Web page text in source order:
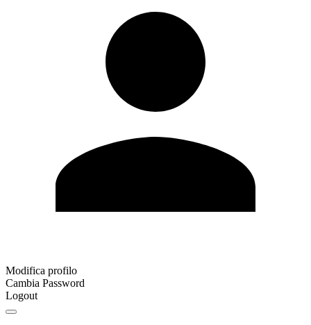
Modifica profilo
Cambia Password
Logout